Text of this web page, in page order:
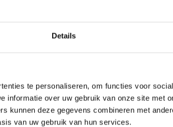
Details
te personaliseren, om functies voor
informatie over uw gebruik van onze site met
kunnen deze gegevens combineren met
van uw gebruik van hun services.
keuken
keuken